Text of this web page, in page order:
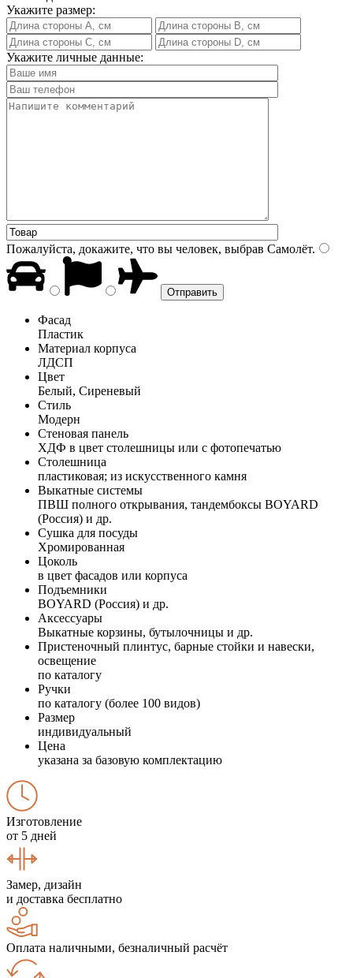
Укажите размер:
Укажите личные данные:
Пожалуйста, докажите, что вы человек, выбрав Самолёт.
Фасад
Пластик
Материал корпуса
ЛДСП
Цвет
Белый, Сиреневый
Стиль
Модерн
Стеновая панель
ХДФ в цвет столешницы или с фотопечатью
Столешница
пластиковая; из искусственного камня
Выкатные системы
ПВШ полного открывания, тандембоксы BOYARD
(Россия) и др.
Сушка для посуды
Хромированная
Цоколь
в цвет фасадов или корпуса
Подъемники
BOYARD (Россия) и др.
Аксессуары
Выкатные корзины, бутылочницы и др.
Пристеночный плинтус, барные стойки и навески,
освещение
по каталогу
Ручки
по каталогу (более 100 видов)
Размер
индивидуальный
Цена
указана за базовую комплектацию
Изготовление
от 5 дней
Замер, дизайн
и доставка бесплатно
Оплата наличными, безналичный расчёт